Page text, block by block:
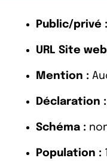
Public/privé :
URL Site
Mention :
Déclaration :
Schéma :
Population :